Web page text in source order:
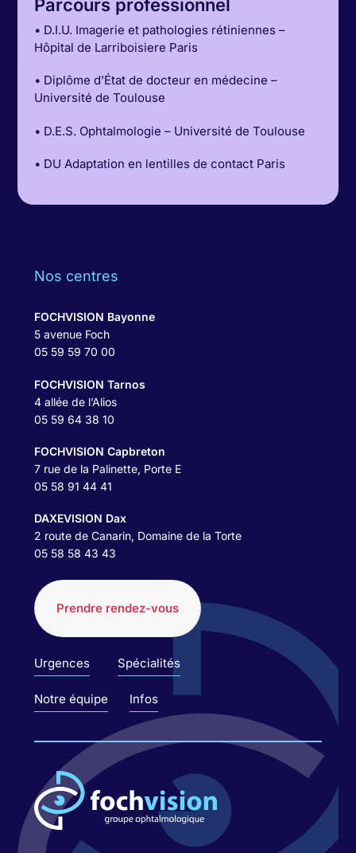
Parcours professionnel
• D.I.U. Imagerie et pathologies rétiniennes –
Hôpital de Larriboisiere Paris
• Diplôme d’État de docteur en médecine –
Université de Toulouse
• D.E.S. Ophtalmologie – Université de Toulouse
• DU Adaptation en lentilles de contact Paris
Nos centres
FOCHVISION Bayonne
5 avenue Foch
05 59 59 70 00
FOCHVISION Tarnos
4 allée de l’Alios
05 59 64 38 10
FOCHVISION Capbreton
7 rue de la Palinette, Porte E
05 58 91 44 41
DAXEVISION Dax
2 route de Canarin, Domaine de la Torte
05 58 58 43 43
Prendre rendez-vous
Urgences Spécialités
Notre équipe Infos